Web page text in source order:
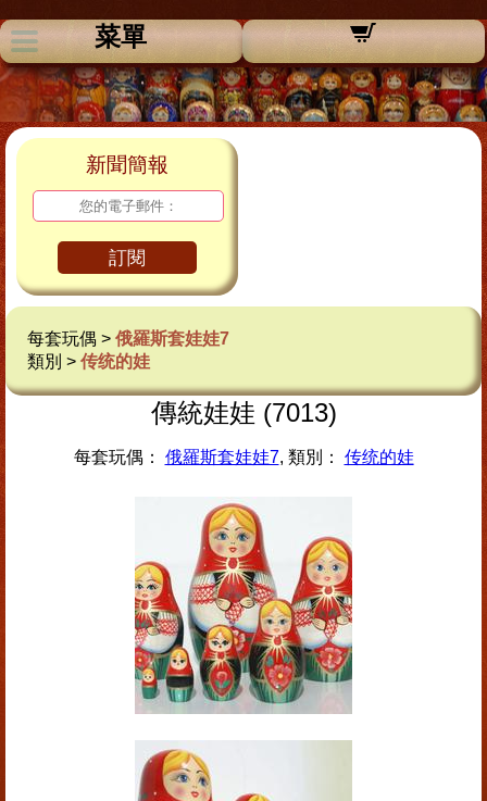
菜單
新聞簡報
訂閱
每套玩偶 > 俄羅斯套娃娃7
類別 > 传统的娃
傳統娃娃 (7013)
每套玩偶： 俄羅斯套娃娃7, 類別： 传统的娃